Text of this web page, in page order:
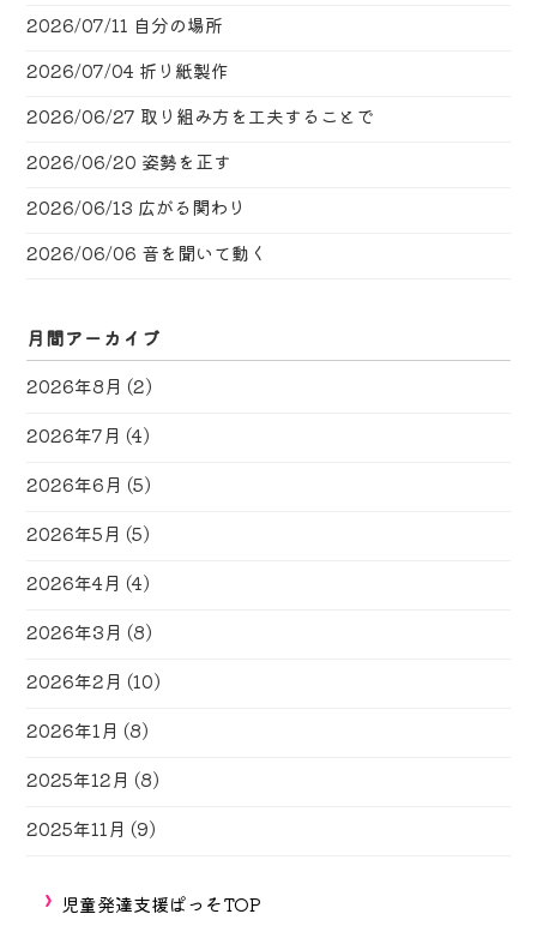
2026/07/11 自分の場所
2026/07/04 折り紙製作
2026/06/27 取り組み方を工夫することで
2026/06/20 姿勢を正す
2026/06/13 広がる関わり
2026/06/06 音を聞いて動く
月間アーカイブ
2026年8月 (2)
2026年7月 (4)
2026年6月 (5)
2026年5月 (5)
2026年4月 (4)
2026年3月 (8)
2026年2月 (10)
2026年1月 (8)
2025年12月 (8)
2025年11月 (9)
児童発達支援ぱっそTOP